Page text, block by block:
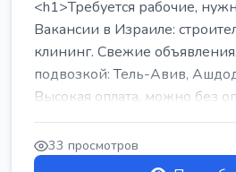
<h1>Требуется рабочие,
Вакансии в Израиле:
клининг. Свежие
подвозкой: Тель-Авив,
Высокая оплата, можно без
...
33 просмотров